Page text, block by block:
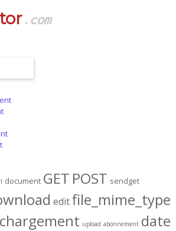
.com
document GET POST sendget
edit file_mime_type
upload abonnement date